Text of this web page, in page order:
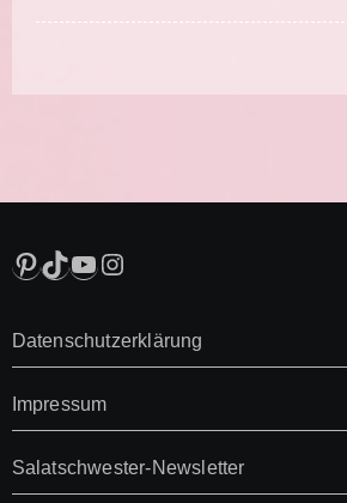
Pinterest
TikTok
YouTube
Instagram
Datenschutzerklärung
Impressum
Salatschwester-Newsletter